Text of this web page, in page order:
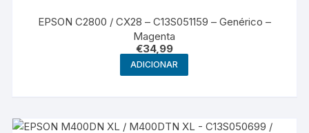
EPSON C2800 / CX28 – C13S051159 – Genérico –
Magenta
€34,99
ADICIONAR